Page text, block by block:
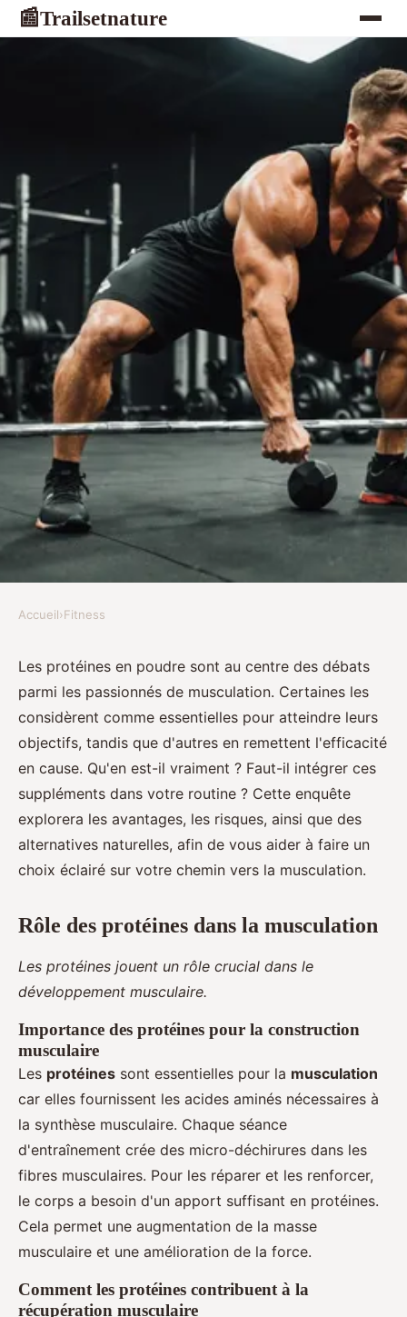
📰Trailsetnature
Enquête : faut-il prendre des
protéines en poudre pour la
musculation ?
Paul•4 novembre 2024• 9 min de lecture
Accueil›Fitness
Les protéines en poudre sont au centre des débats
parmi les passionnés de musculation. Certaines les
considèrent comme essentielles pour atteindre leurs
objectifs, tandis que d'autres en remettent l'efficacité
en cause. Qu'en est-il vraiment ? Faut-il intégrer ces
suppléments dans votre routine ? Cette enquête
explorera les avantages, les risques, ainsi que des
alternatives naturelles, afin de vous aider à faire un
choix éclairé sur votre chemin vers la musculation.
Rôle des protéines dans la musculation
Les protéines jouent un rôle crucial dans le
développement musculaire.
Importance des protéines pour la construction
musculaire
Les protéines sont essentielles pour la musculation
car elles fournissent les acides aminés nécessaires à
la synthèse musculaire. Chaque séance
d'entraînement crée des micro-déchirures dans les
fibres musculaires. Pour les réparer et les renforcer,
le corps a besoin d'un apport suffisant en protéines.
Cela permet une augmentation de la masse
musculaire et une amélioration de la force.
Comment les protéines contribuent à la
récupération musculaire